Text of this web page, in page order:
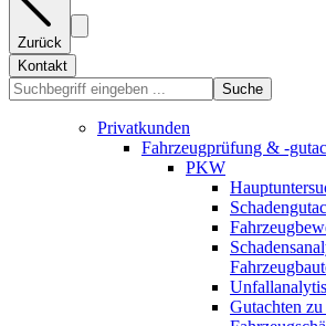
Zurück
Kontakt
Suche
Privatkunden
Fahrzeugprüfung & -
PKW
Gutachten